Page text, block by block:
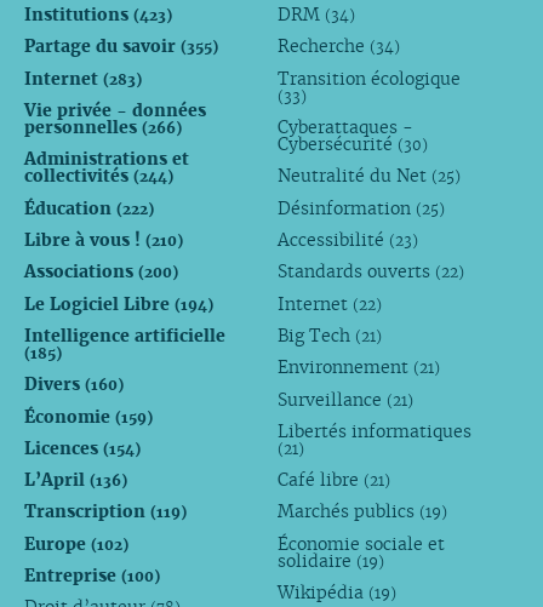
Institutions (423)
Partage du savoir (355)
Internet (283)
Vie privée - données
personnelles (266)
Administrations et
collectivités (244)
Éducation (222)
Libre à vous ! (210)
Associations (200)
Le Logiciel Libre (194)
Intelligence artificielle
(185)
Divers (160)
Économie (159)
Licences (154)
L’April (136)
Transcription (119)
Europe (102)
Entreprise (100)
DRM (34)
Recherche (34)
Transition écologique
(33)
Cyberattaques -
Cybersécurité (30)
Neutralité du Net (25)
Désinformation (25)
Accessibilité (23)
Standards ouverts (22)
Internet (22)
Big Tech (21)
Environnement (21)
Surveillance (21)
Libertés informatiques
(21)
Café libre (21)
Marchés publics (19)
Économie sociale et
solidaire (19)
Wikipédia (19)